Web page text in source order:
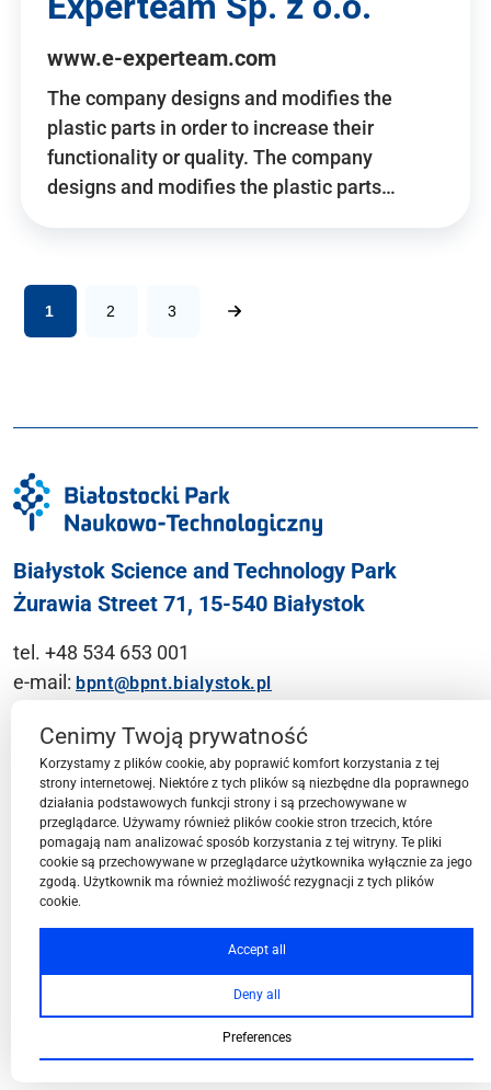
www.e-experteam.com
The company designs and modifies the
plastic parts in order to increase their
functionality or quality. The company
designs and modifies the plastic parts…
1 2 3
Białystok Science and Technology Park
Żurawia Street 71, 15-540 Białystok
tel. +48 534 653 001
e-mail: bpnt@bpnt.bialystok.pl
Contact
BPN-T Area
BPN-T Offer
Cenimy Twoją prywatność
Korzystamy z plików cookie, aby poprawić komfort korzystania z tej
strony internetowej. Niektóre z tych plików są niezbędne dla poprawnego
działania podstawowych funkcji strony i są przechowywane w
przeglądarce. Używamy również plików cookie stron trzecich, które
pomagają nam analizować sposób korzystania z tej witryny. Te pliki
cookie są przechowywane w przeglądarce użytkownika wyłącznie za jego
zgodą. Użytkownik ma również możliwość rezygnacji z tych plików
cookie.
Accept all
Deny all
Preferences